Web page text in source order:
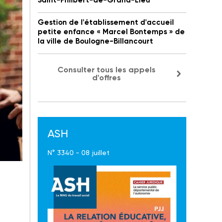
Gestion de l'établissement d'accueil
petite enfance « Marcel Bontemps » de
la ville de Boulogne-Billancourt
Consulter tous les appels
d'offres
ASH
N° 3340 - 08 juillet